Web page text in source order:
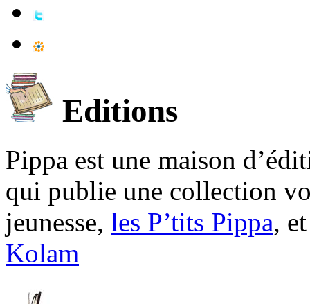
Editions
Pippa est une maison
qui publie une collection
jeunesse, les P’tits Pippa,
Kolam